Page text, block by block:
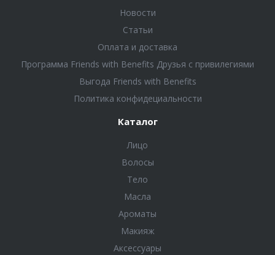
Новости
Статьи
Оплата и доставка
Программа Friends with Benefits Друзья с привилегиями
Выгода Friends with Benefits
Политика конфидециальности
Каталог
Лицо
Волосы
Тело
Масла
Ароматы
Макияж
Аксессуары